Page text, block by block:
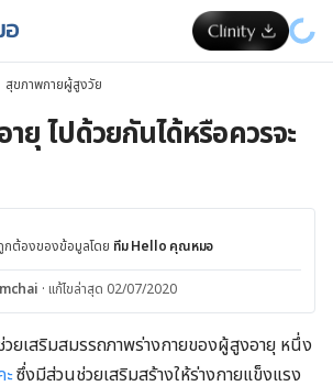
สุขภาพกายผู้สูงวัย
ยุ ไปด้วยกันได้หรือควรจะ
กต้องของข้อมูลโดย ทีม Hello คุณหมอ
· แก้ไขล่าสุด 02/07/2020
ยเสริมสมรรถภาพร่างกายของผู้สูงอายุ หนึ่ง
ซึ่งมีส่วนช่วยเสริมสร้างให้ร่างกายแข็งแรง